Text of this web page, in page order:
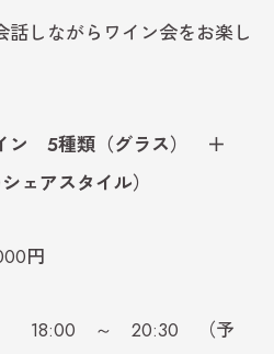
話しながらワイン会をお楽し
ン 5種類（グラス） ＋
ェアスタイル）
円
） 18:00 ～ 20:30 （予